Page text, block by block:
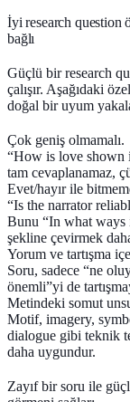
İyi research question
bağlı
Güçlü bir research
çalışır. Aşağıdaki
doğal bir uyum
Çok geniş olmamalı.
“How is love shown
tam cevaplanamaz,
Evet/hayır ile
“Is the narrator
Bunu “In what ways
şekline çevirmek
Yorum ve tartışma
Soru, sadece “ne
önemli”yi de
Metindeki somut
Motif, imagery,
dialogue gibi teknik
daha uygundur.
Zayıf bir soru ile